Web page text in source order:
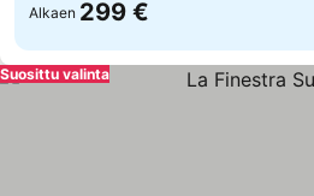
Alkaen 299 €
Suosittu valinta